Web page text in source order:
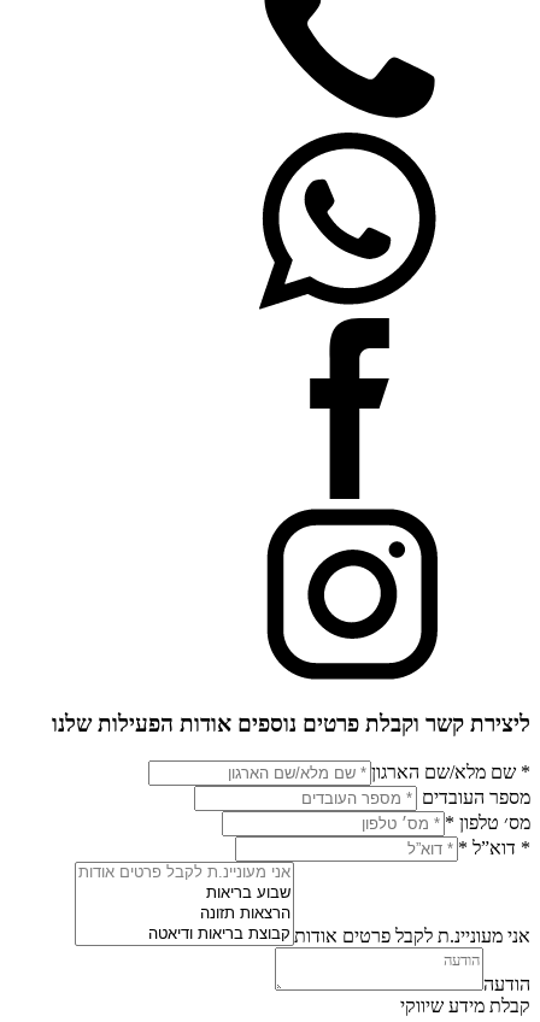
ליצירת קשר וקבלת פרטים נוספים אודות הפעילות שלנו
* שם מלא/שם הארגון
מספר העובדים
מס׳ טלפון *
* דוא”ל *
אני מעוניינ.ת לקבל פרטים אודות
הודעה
קבלת מידע שיווקי